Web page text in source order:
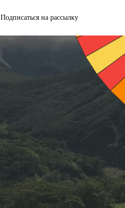
Подписаться на рассылку